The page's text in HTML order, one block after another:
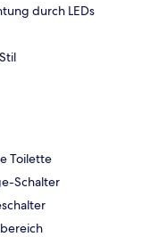
durch LEDs
Toilette
Schalter